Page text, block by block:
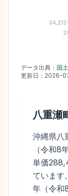
34,213
データ出典： 国
更新日： 2026-
八重瀬
沖縄県八
（令和8
単価
ています
年（令和